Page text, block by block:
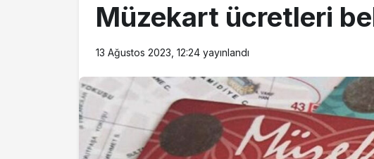
Müzekart ücretleri
13 Ağustos 2023, 12:24 yayınlandı